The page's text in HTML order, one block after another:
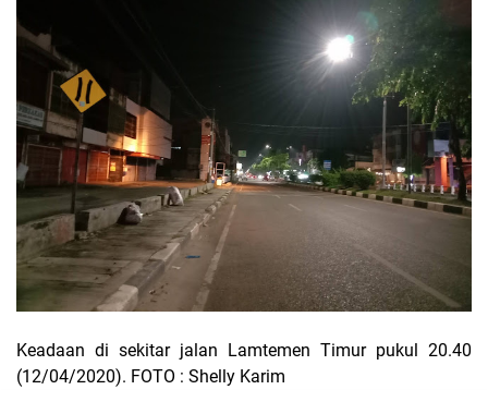
Keadaan di sekitar jalan Lamtemen Timur pukul 20.40
(12/04/2020). FOTO : Shelly Karim